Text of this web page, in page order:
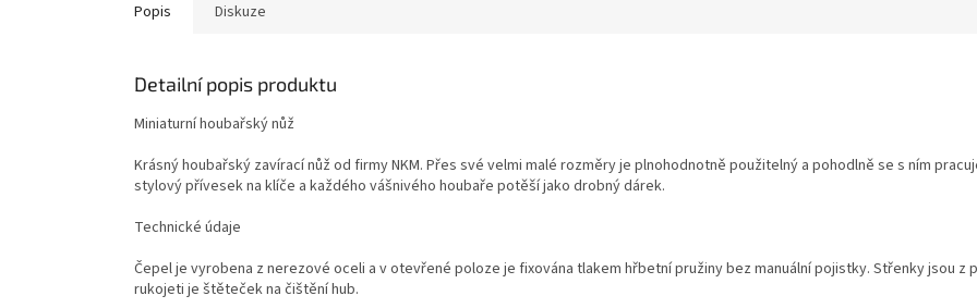
Popis Diskuze
Detailní popis produktu
Miniaturní houbařský nůž
Krásný houbařský zavírací nůž od firmy NKM. Přes své velmi malé rozměry je plnohodnotně použitelný a pohodlně se s ním
stylový přívesek na klíče a každého vášnivého houbaře potěší jako drobný dárek.
Technické údaje
Čepel je vyrobena z nerezové oceli a v otevřené poloze je fixována tlakem hřbetní pružiny bez manuální pojistky. Střenky jsou z
rukojeti je štěteček na čištění hub.